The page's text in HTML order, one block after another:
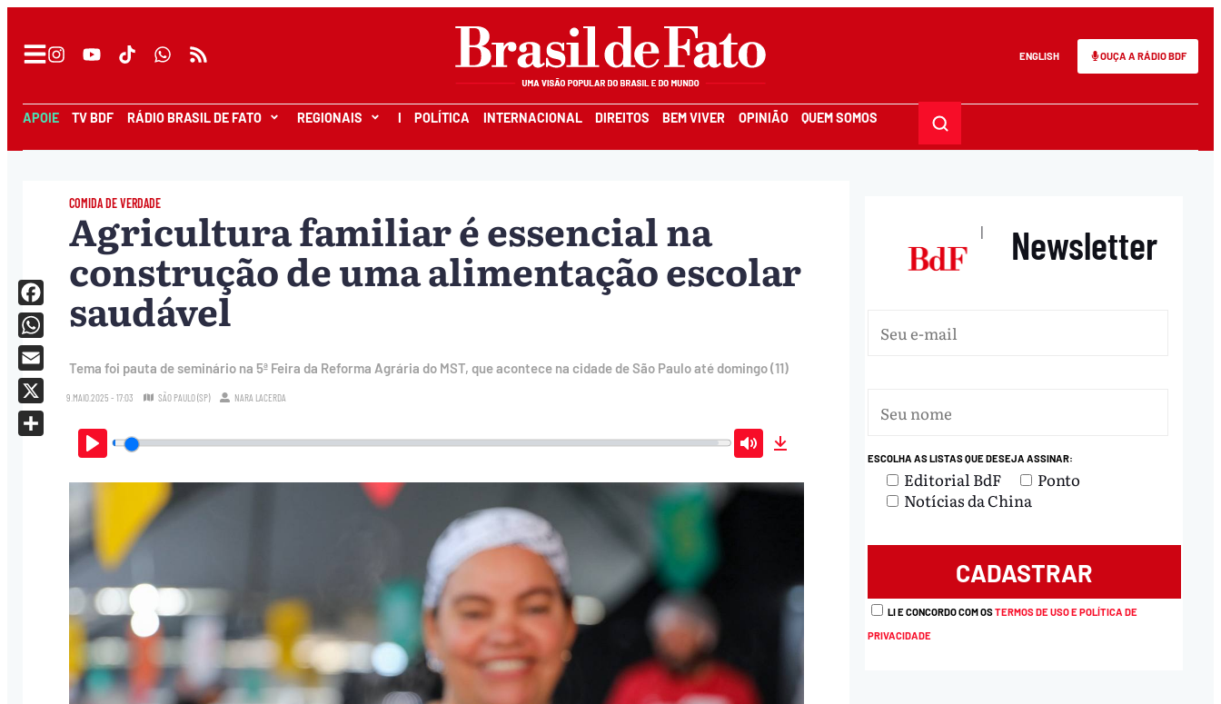
ENGLISH OUÇA A RÁDIO BDF
APOIE TV BDF RÁDIO BRASIL DE FATO REGIONAIS I POLÍTICA INTERNACIONAL DIREITOS BEM VIVER OPINIÃO QUEM SOMOS
COMIDA DE VERDADE
Agricultura familiar é essencial na
construção de uma alimentação escolar
saudável
Tema foi pauta de seminário na 5ª Feira da Reforma Agrária do MST, que acontece na cidade de São Paulo até domingo (11)
9.MAIO.2025 - 17:03 SÃO PAULO (SP) NARA LACERDA
Play Mute
Facebook
WhatsApp
Email
X
| Newsletter
ESCOLHA AS LISTAS QUE DESEJA ASSINAR:
Editorial BdF
Ponto
Notícias da China
LI E CONCORDO COM OSTERMOS DE USO E POLÍTICA DE
PRIVACIDADE